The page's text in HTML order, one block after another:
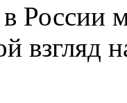
России
взгляд